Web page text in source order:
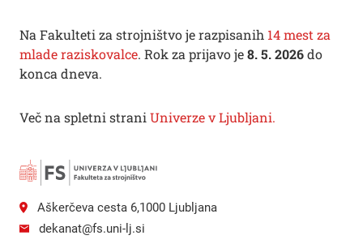
Na Fakulteti za strojništvo je razpisanih 14 mest za
mlade raziskovalce. Rok za prijavo je8. 5. 2026do
konca dneva.
Več na spletni strani Univerze v Ljubljani.
Aškerčeva cesta 6,1000 Ljubljana
dekanat@fs.uni-lj.si